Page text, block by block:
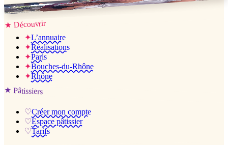
Jessica & Jérémy ♡
★ Découvrir
✦L’annuaire
✦Réalisations
✦Paris
✦Bouches-du-Rhône
✦Rhône
★ Pâtissiers
♡Créer mon compte
♡Espace pâtissier
♡Tarifs